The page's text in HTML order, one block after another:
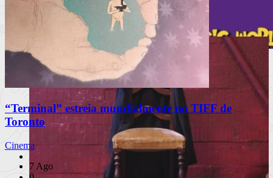
Nepal, a vida criativa
Lisboa volta a ser palco da magia com
175 espetáculos gratuitos
O Festival Internacional de Magia de Rua regressa de 18 a 23
de agosto c
Ler mais
“Terminal” estreia mundialmente no TIFF de
Toronto
Cinema
7 Ago